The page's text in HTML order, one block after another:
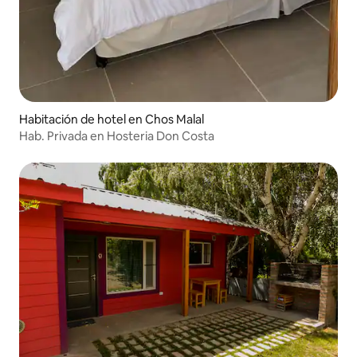
Habitación de hotel en Chos Malal
Hab. Privada en Hosteria Don Costa